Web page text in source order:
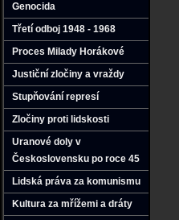
Genocida
Třetí odboj 1948 - 1968
Proces Milady Horákové
Justiční zločiny a vraždy
Stupňování represí
Zločiny proti lidskosti
Uranové doly v
Československu po roce 45
Lidská práva za komunismu
Kultura za mřížemi a dráty